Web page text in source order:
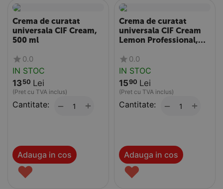
Crema de curatat
universala CIF Cream,
500 ml
0.0
IN STOC
1350 Lei
(Pret cu TVA inclus)
Cantitate: +
−
Adauga in cos
♥
Crema de curatat
universala CIF Cream
Lemon Professional,
0.0
IN STOC
1590 Lei
(Pret cu TVA inclus)
Cantitate: +
−
Adauga in cos
♥